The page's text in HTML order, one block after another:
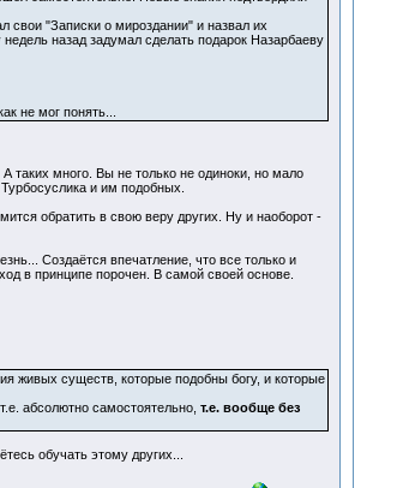
свои "Записки о мироздании" и назвал их
назад задумал сделать подарок Назарбаеву
не мог понять...
таких много. Вы не только не одиноки, но мало
и им подобных.
обратить в свою веру других. Ну и наоборот -
Создаётся впечатление, что все только и
в принципе порочен. В самой своей основе.
живых существ, которые подобны богу, и которые
абсолютно самостоятельно, т.е. вообще без
обучать этому других...